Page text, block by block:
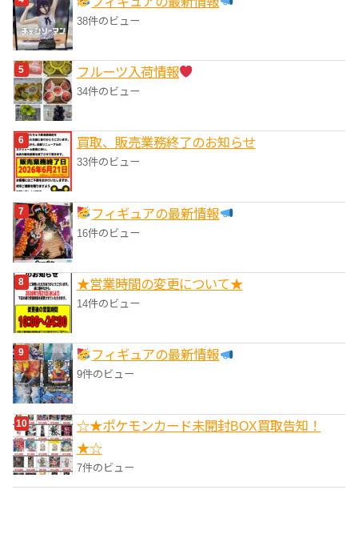
38件のビュー
フルーツ入荷情報
34件のビュー
買取、販売業務終了のお知らせ
33件のビュー
フィギュアの最新情報
16件のビュー
★営業時間の変更について★
14件のビュー
フィギュアの最新情報
9件のビュー
☆★ポケモンカード未開封BOX買取告知！
★☆
7件のビュー